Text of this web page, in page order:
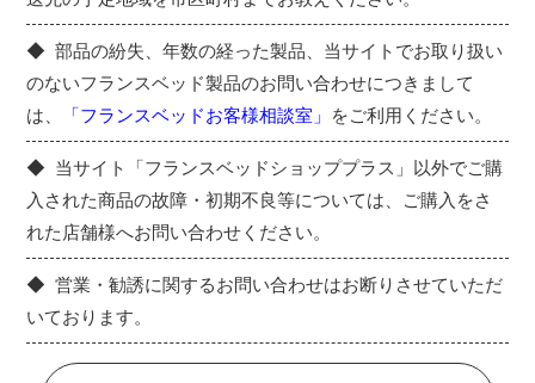
部品の紛失、年数の経った製品、当サイトでお取り扱い
のないフランスベッド製品のお問い合わせにつきまして
は、
「フランスベッドお客様相談室」 をご利用ください。
当サイト「フランスベッドショッププラス」以外でご購
入された商品の故障・初期不良等については、ご購入をさ
れた店舗様へお問い合わせください。
営業・勧誘に関するお問い合わせはお断りさせていただ
いております。